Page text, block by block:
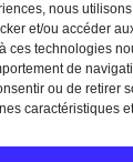
nous
et/ou accéder
ces technologies
de
ou de retirer
caractéristiques